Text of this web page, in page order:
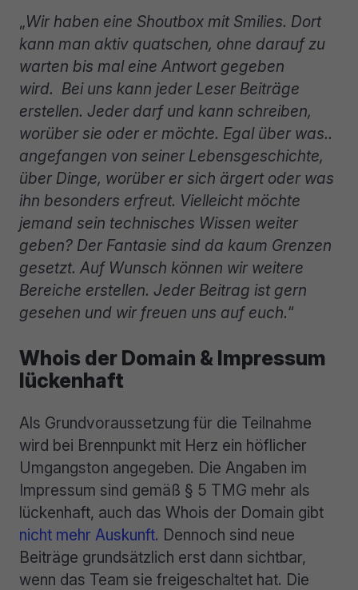
„Wir haben eine Shoutbox mit Smilies. Dort
kann man aktiv quatschen, ohne darauf zu
warten bis mal eine Antwort gegeben
wird. Bei uns kann jeder Leser Beiträge
erstellen. Jeder darf und kann schreiben,
worüber sie oder er möchte. Egal über was..
angefangen von seiner Lebensgeschichte,
über Dinge, worüber er sich ärgert oder was
ihn besonders erfreut. Vielleicht möchte
jemand sein technisches Wissen weiter
geben? Der Fantasie sind da kaum Grenzen
gesetzt. Auf Wunsch können wir weitere
Bereiche erstellen. Jeder Beitrag ist gern
gesehen und wir freuen uns auf euch.“
Whois der Domain & Impressum
lückenhaft
Als Grundvoraussetzung für die Teilnahme
wird bei Brennpunkt mit Herz ein höflicher
Umgangston angegeben. Die Angaben im
Impressum sind gemäß § 5 TMG mehr als
lückenhaft, auch das Whois der Domain gibt
nicht mehr Auskunft. Dennoch sind neue
Beiträge grundsätzlich erst dann sichtbar,
wenn das Team sie freigeschaltet hat. Die